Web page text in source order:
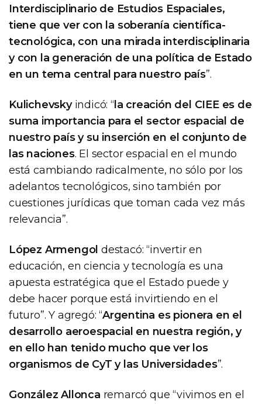
Interdisciplinario de Estudios Espaciales,
tiene que ver con la soberanía científica-
tecnológica, con una mirada interdisciplinaria
y con la generación de una política de Estado
en un tema central para nuestro país”.
Kulichevskyindicó: “ la creación del CIEE es de
suma importancia para el sector espacial de
nuestro país y su inserción en el conjunto de
las naciones. El sector espacial en el mundo
está cambiando radicalmente, no sólo por los
adelantos tecnológicos, sino también por
cuestiones jurídicas que toman cada vez más
relevancia”.
López Armengol destacó: “invertir en
educación, en ciencia y tecnología es una
apuesta estratégica que el Estado puede y
debe hacer porque está invirtiendo en el
futuro”. Y agregó: “Argentina es pionera en el
desarrollo aeroespacial en nuestra región, y
en ello han tenido mucho que ver los
organismos de CyT y las Universidades”.
González Allonca remarcó que “vivimos en el